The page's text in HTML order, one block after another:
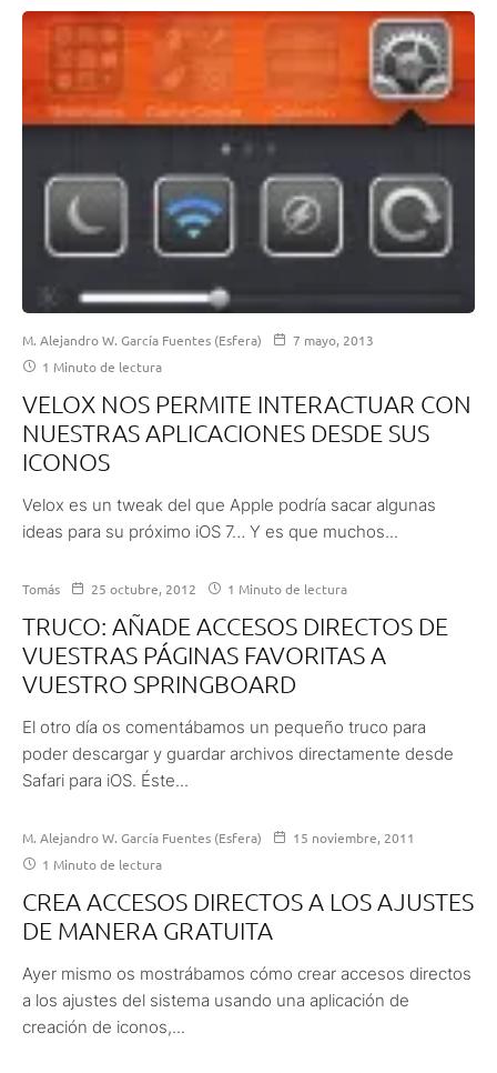
M. Alejandro W. García Fuentes (Esfera)
7 mayo, 2013
1 Minuto de lectura
VELOX NOS PERMITE INTERACTUAR CON
NUESTRAS APLICACIONES DESDE SUS
ICONOS
Velox es un tweak del que Apple podría sacar algunas
ideas para su próximo iOS 7… Y es que muchos...
Tomás 25 octubre, 2012 1 Minuto de lectura
TRUCO: AÑADE ACCESOS DIRECTOS DE
VUESTRAS PÁGINAS FAVORITAS A
VUESTRO SPRINGBOARD
El otro día os comentábamos un pequeño truco para
poder descargar y guardar archivos directamente desde
Safari para iOS. Éste...
M. Alejandro W. García Fuentes (Esfera)
15 noviembre, 2011
1 Minuto de lectura
CREA ACCESOS DIRECTOS A LOS AJUSTES
DE MANERA GRATUITA
Ayer mismo os mostrábamos cómo crear accesos directos
a los ajustes del sistema usando una aplicación de
creación de iconos,...